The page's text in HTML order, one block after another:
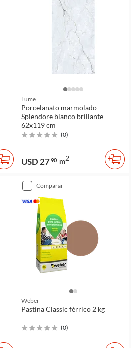
Lume
Porcelanato marmolado
Splendore blanco brillante
62x119 cm
(0)
USD 2790 m2
comparar
Weber
Pastina Classic férrico 2 kg
(0)